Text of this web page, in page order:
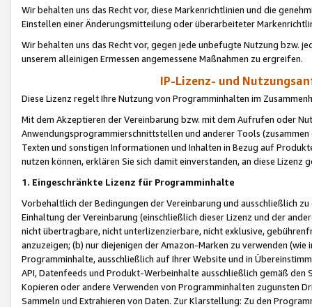
Wir behalten uns das Recht vor, diese Markenrichtlinien und die
Einstellen einer Änderungsmitteilung oder überarbeiteter
Wir behalten uns das Recht vor, gegen jede unbefugte Nutzung bzw.
unserem alleinigen Ermessen angemessene Maßnahmen zu ergreifen.
IP-Lizenz- und
Diese Lizenz regelt Ihre Nutzung von Programminhalten im
Mit dem Akzeptieren der Vereinbarung bzw. mit dem Aufrufen oder
Anwendungsprogrammierschnittstellen und anderer Tools (zusammen
Texten und sonstigen Informationen und Inhalten in Bezug auf
nutzen können, erklären Sie sich damit einverstanden, an diese Lizenz
1. Eingeschränkte Lizenz für Programminhalte
Vorbehaltlich der Bedingungen der Vereinbarung und ausschließlich
Einhaltung der Vereinbarung (einschließlich dieser Lizenz und der
nicht übertragbare, nicht unterlizenzierbare, nicht exklusive,
anzuzeigen; (b) nur diejenigen der Amazon-Marken zu verwenden
Programminhalte, ausschließlich auf Ihrer Website und in
API, Datenfeeds und Produkt-Werbeinhalte ausschließlich gemäß
Kopieren oder andere Verwenden von Programminhalten zugunsten
Sammeln und Extrahieren von Daten. Zur Klarstellung: Zu den